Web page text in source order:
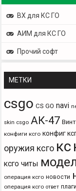
ВХ для КС ГО
АИМ для КС ГО
Прочий софт
МЕТКИ
csgo CS GO navi
skin csgo АК-47
конфиги ксго конфиг
оружия ксго кс
ксго читы
операция ксго новости
операция ксго ответ